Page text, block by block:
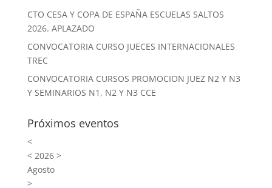
CTO CESA Y COPA DE ESPAÑA ESCUELAS SALTOS
2026. APLAZADO
CONVOCATORIA CURSO JUECES INTERNACIONALES
TREC
CONVOCATORIA CURSOS PROMOCION JUEZ N2 Y N3
Y SEMINARIOS N1, N2 Y N3 CCE
Próximos eventos
<
<2026 >
Agosto
>